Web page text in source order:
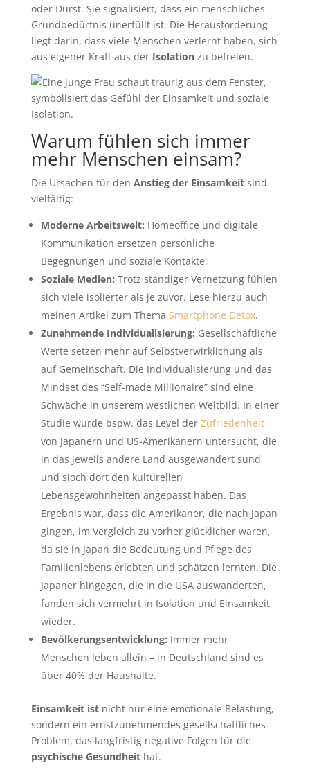
oder Durst. Sie signalisiert, dass ein menschliches
Grundbedürfnis unerfüllt ist. Die Herausforderung
liegt darin, dass viele Menschen verlernt haben, sich
aus eigener Kraft aus der Isolationzu befreien.
Warum fühlen sich immer
mehr Menschen einsam?
Die Ursachen für den Anstieg der Einsamkeitsind
vielfältig:
Moderne Arbeitswelt: Homeoffice und digitale
Kommunikation ersetzen persönliche
Begegnungen und soziale Kontakte.
Soziale Medien: Trotz ständiger Vernetzung fühlen
sich viele isolierter als je zuvor. Lese hierzu auch
meinen Artikel zum Thema Smartphone Detox.
Zunehmende Individualisierung: Gesellschaftliche
Werte setzen mehr auf Selbstverwirklichung als
auf Gemeinschaft. Die Individualisierung und das
Mindset des “Self-made Millionaire” sind eine
Schwäche in unserem westlichen Weltbild. In einer
Studie wurde bspw. das Level der Zufriedenheit
von Japanern und US-Amerikanern untersucht, die
in das jeweils andere Land ausgewandert sund
und sioch dort den kulturellen
Lebensgewohnheiten angepasst haben. Das
Ergebnis war, dass die Amerikaner, die nach Japan
gingen, im Vergleich zu vorher glücklicher waren,
da sie in Japan die Bedeutung und Pflege des
Familienlebens erlebten und schätzen lernten. Die
Japaner hingegen, die in die USA auswanderten,
fanden sich vermehrt in Isolation und Einsamkeit
wieder.
Bevölkerungsentwicklung: Immer mehr
Menschen leben allein – in Deutschland sind es
über 40% der Haushalte.
Einsamkeit istnicht nur eine emotionale Belastung,
sondern ein ernstzunehmendes gesellschaftliches
Problem, das langfristig negative Folgen für die
psychische Gesundheithat.